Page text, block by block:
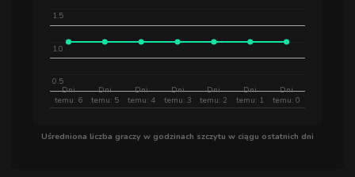
temu: 6
Dni
temu: 5
Dni
temu: 4
Dni
temu: 3
Dni
temu: 2
Dni
temu: 1
Dni
temu: 0
Dni
0.5
1.0
1.5
Uśredniona liczba graczy w godzinach szczytu w ciągu ostatnich dni